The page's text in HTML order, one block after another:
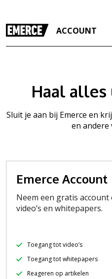
ACCOUNT
Haal alles
Sluit je aan bij Emerce en
en andere
Emerce Account
Neem een gratis
video’s en whitepapers.
Toegang tot video’s
Toegang tot whitepapers
Reageren op artikelen